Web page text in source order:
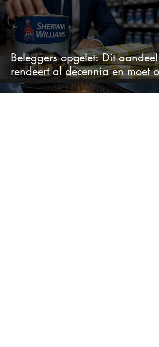
Beleggers opgelet: Dit aandeel
rendeert al decennia en moet op
je watchlist staan!